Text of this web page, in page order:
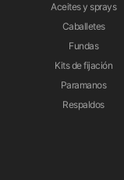
Aceites y sprays
Caballetes
Fundas
Kits de fijación
Paramanos
Respaldos